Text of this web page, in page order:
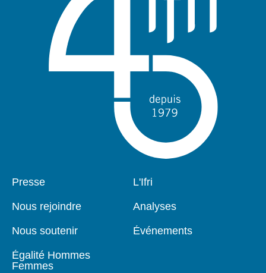
Pied
Presse
Nous rejoindre
Nous soutenir
Égalité Hommes
Femmes
Navigation
L'Ifri
Analyses
Événements